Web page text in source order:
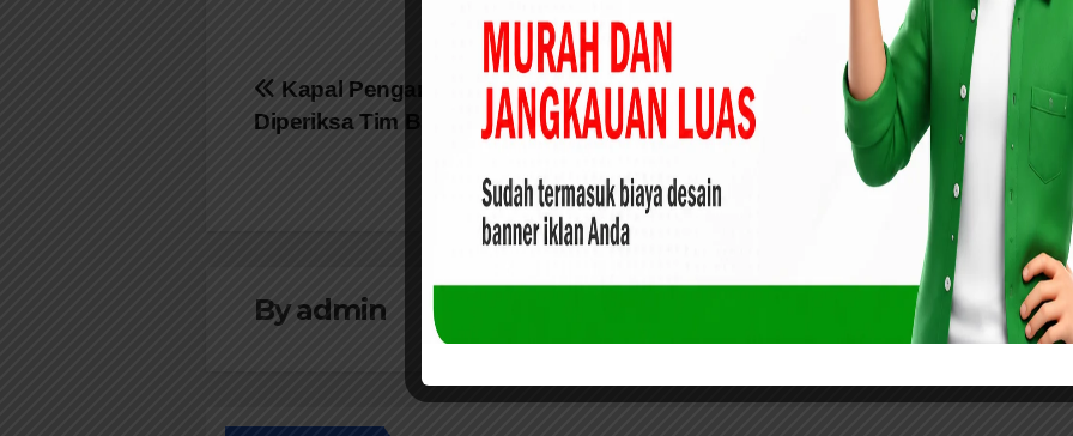
Navigasi
pos
Diduga Lakukan Penipuan, PNS
Pemprov Riau Akhirnya Ditetapkan
Tersangka
Kapal Pengangkut Miras Ilegal
Diperiksa Tim Bareskrim Mabes Polri
Byadmin